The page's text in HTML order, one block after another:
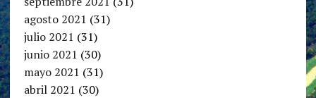
agosto 2021 (31)
julio 2021 (31)
junio 2021 (30)
mayo 2021 (31)
abril 2021 (30)